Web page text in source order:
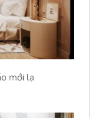
mới lạ